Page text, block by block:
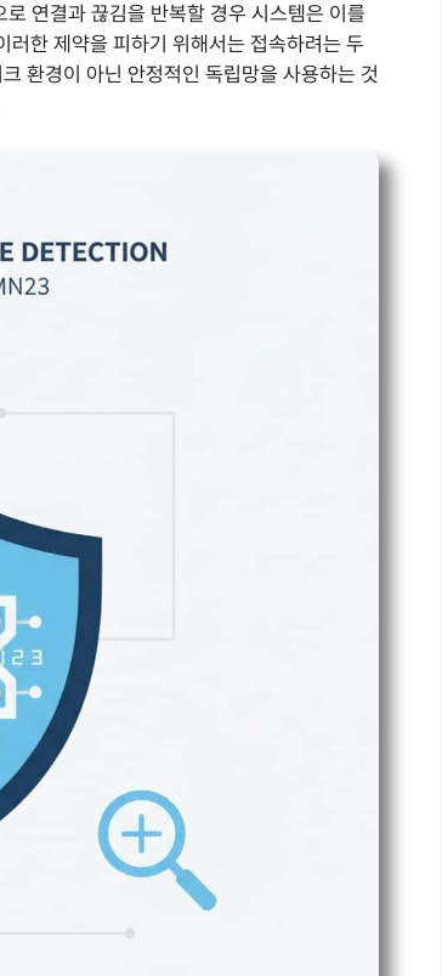
연결과 끊김을 반복할 경우 시스템은 이를
한 제약을 피하기 위해서는 접속하려는 두
환경이 아닌 안정적인 독립망을 사용하는 것